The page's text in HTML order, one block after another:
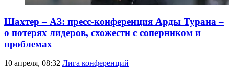
Шахтер – АЗ: пресс-конференция Арды Турана –
о потерях лидеров, схожести с соперником и
проблемах
10 апреля, 08:32 Лига конференций